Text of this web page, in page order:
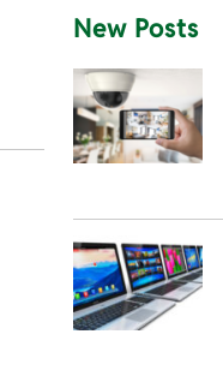
New Posts